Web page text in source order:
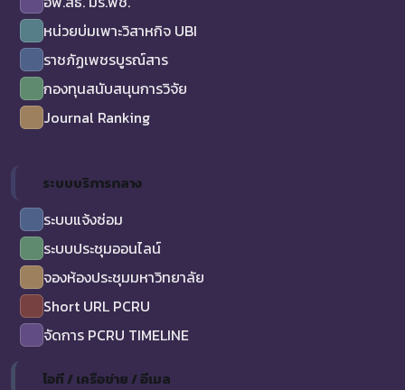
หน่วยบ่มเพาะวิสาหกิจ UBI
ราชภัฏเพชรบูรณ์สาร
กองทุนสนับสนุนการวิจัย
Journal Ranking
ระบบบริการกลาง
ระบบแจ้งซ่อม
ระบบประชุมออนไลน์
จองห้องประชุมมหาวิทยาลัย
Short URL PCRU
จัดการ PCRU TIMELINE
ไอที / เครือข่าย / อีเมล